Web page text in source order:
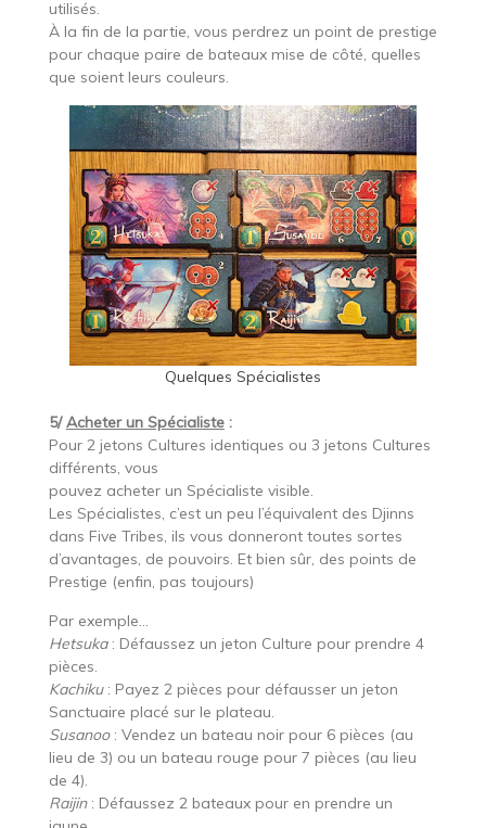
utilisés.
À la fin de la partie, vous perdrez un point de prestige
pour chaque paire de bateaux mise de côté, quelles
que soient leurs couleurs.
Quelques Spécialistes
5/Acheter un Spécialiste:
Pour 2 jetons Cultures identiques ou 3 jetons Cultures
différents, vous
pouvez acheter un Spécialiste visible.
Les Spécialistes, c’est un peu l’équivalent des Djinns
dans Five Tribes, ils vous donneront toutes sortes
d’avantages, de pouvoirs. Et bien sûr, des points de
Prestige (enfin, pas toujours)
Par exemple…
Hetsuka : Défaussez un jeton Culture pour prendre 4
pièces.
Kachiku : Payez 2 pièces pour défausser un jeton
Sanctuaire placé sur le plateau.
Susanoo : Vendez un bateau noir pour 6 pièces (au
lieu de 3) ou un bateau rouge pour 7 pièces (au lieu
de 4).
Raijin : Défaussez 2 bateaux pour en prendre un